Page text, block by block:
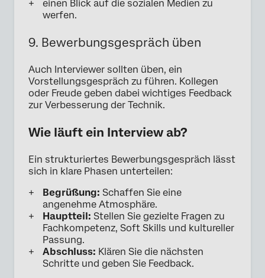
einen Blick auf die sozialen Medien zu
werfen.
9. Bewerbungsgespräch üben
Auch Interviewer sollten üben, ein
Vorstellungsgespräch zu führen. Kollegen
oder Freude geben dabei wichtiges Feedback
zur Verbesserung der Technik.
Wie läuft ein Interview ab?
Ein strukturiertes Bewerbungsgespräch lässt
sich in klare Phasen unterteilen:
Begrüßung: Schaffen Sie eine
angenehme Atmosphäre.
Hauptteil: Stellen Sie gezielte Fragen zu
Fachkompetenz, Soft Skills und kultureller
Passung.
Abschluss: Klären Sie die nächsten
Schritte und geben Sie Feedback.